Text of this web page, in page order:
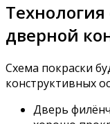
дверной
Схема покраски
конструктивных
Дверь